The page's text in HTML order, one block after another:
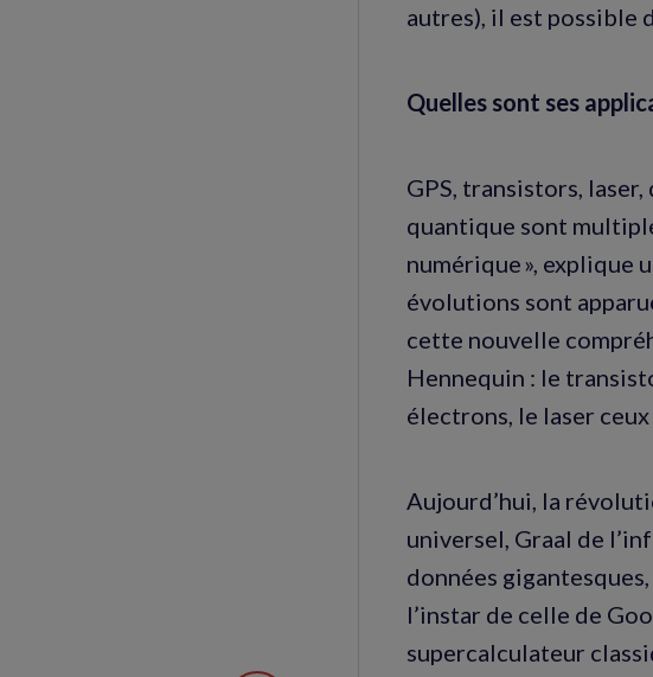
autres), il est possible
Quelles sont ses
GPS, transistors,
quantique sont
numérique », explique
évolutions sont
cette nouvelle
Hennequin : le
électrons, le laser
Aujourd’hui, la
universel, Graal de
données
l’instar de celle de
supercalculateur